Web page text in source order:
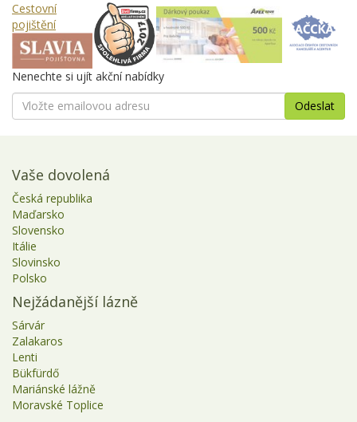
Cestovní
pojištění
Nenechte si ujít akční nabídky
Vaše dovolená
Česká republika
Maďarsko
Slovensko
Itálie
Slovinsko
Polsko
Nejžádanější lázně
Sárvár
Zalakaros
Lenti
Bükfürdő
Mariánské lážně
Moravské Toplice